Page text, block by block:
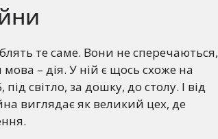
те саме. Вони не сперечаються,
– дія. У ній є щось схоже на
світло, за дошку, до столу. І від
виглядає як великий цех, де